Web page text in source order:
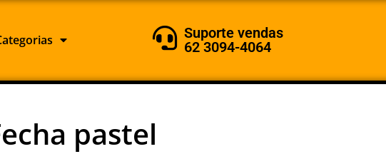
Suporte vendas
62 3094-4064
pastel